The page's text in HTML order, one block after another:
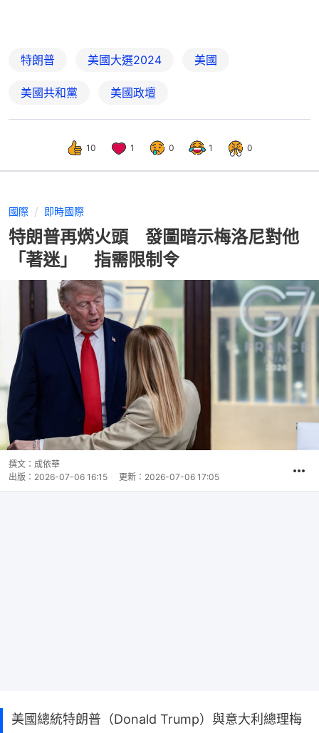
特朗普 美國大選2024 美國
美國共和黨 美國政壇
10 1 0 1 0
國際 即時國際
特朗普再焫火頭 發圖暗示梅洛尼對他
「著迷」 指需限制令
撰文： 成依華
出版： 2026-07-06 16:15 更新： 2026-07-06 17:05
美國總統特朗普（Donald Trump）與意大利總理梅